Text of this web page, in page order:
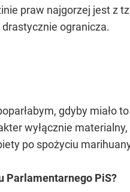
praw najgorzej jest z
ogranicza.
gdyby miało
wyłącznie
po spożyciu
Parlamentarnego PiS?